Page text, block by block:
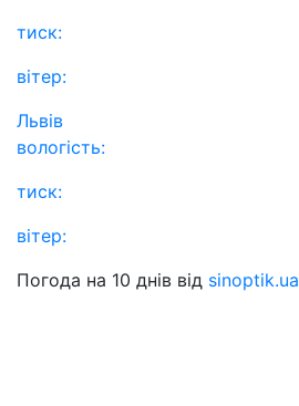
тиск:
вітер:
Львів
вологість:
тиск:
вітер:
Погода на 10 днів від sinoptik.ua